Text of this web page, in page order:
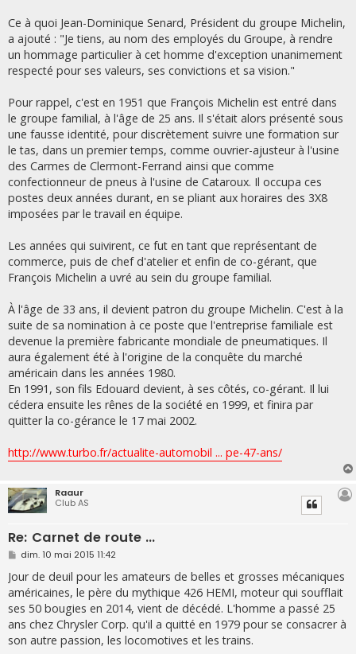
Ce à quoi Jean-Dominique Senard, Président du groupe Michelin,
a ajouté : "Je tiens, au nom des employés du Groupe, à rendre
un hommage particulier à cet homme d'exception unanimement
respecté pour ses valeurs, ses convictions et sa vision."
Pour rappel, c'est en 1951 que François Michelin est entré dans
le groupe familial, à l'âge de 25 ans. Il s'était alors présenté sous
une fausse identité, pour discrètement suivre une formation sur
le tas, dans un premier temps, comme ouvrier-ajusteur à l'usine
des Carmes de Clermont-Ferrand ainsi que comme
confectionneur de pneus à l'usine de Cataroux. Il occupa ces
postes deux années durant, en se pliant aux horaires des 3X8
imposées par le travail en équipe.
Les années qui suivirent, ce fut en tant que représentant de
commerce, puis de chef d'atelier et enfin de co-gérant, que
François Michelin a uvré au sein du groupe familial.
À l'âge de 33 ans, il devient patron du groupe Michelin. C'est à la
suite de sa nomination à ce poste que l'entreprise familiale est
devenue la première fabricante mondiale de pneumatiques. Il
aura également été à l'origine de la conquête du marché
américain dans les années 1980.
En 1991, son fils Edouard devient, à ses côtés, co-gérant. Il lui
cédera ensuite les rênes de la société en 1999, et finira par
quitter la co-gérance le 17 mai 2002.
http://www.turbo.fr/actualite-automobil ... pe-47-ans/
Raaur
Club AS
Re: Carnet de route ...
M
s
s
a
g
e
dim. 10 mai 2015 11:42
Jour de deuil pour les amateurs de belles et grosses mécaniques
américaines, le père du mythique 426 HEMI, moteur qui soufflait
ses 50 bougies en 2014, vient de décédé. L'homme a passé 25
ans chez Chrysler Corp. qu'il a quitté en 1979 pour se consacrer à
son autre passion, les locomotives et les trains.